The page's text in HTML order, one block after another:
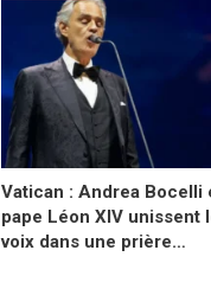
Vatican : Andrea Bocelli
pape Léon XIV unissent
voix dans une prière…